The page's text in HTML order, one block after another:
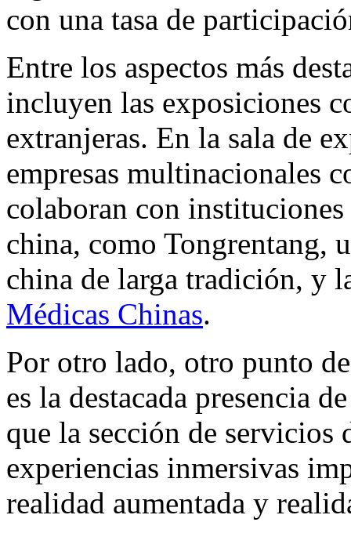
con una tasa de
Entre los aspectos más
incluyen las exposiciones
extranjeras. En la sala de
empresas multinacionales
colaboran con
china, como Tongrentang,
china de larga tradición, y
Médicas Chinas.
Por otro lado, otro punto
es la destacada presencia
que la sección de servicios
experiencias inmersivas
realidad aumentada y